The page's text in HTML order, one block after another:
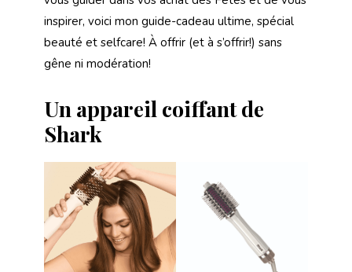
inspirer, voici mon guide-cadeau ultime, spécial
beauté et selfcare! À offrir (et à s’offrir!) sans
gêne ni modération!
Un appareil coiffant de
Shark